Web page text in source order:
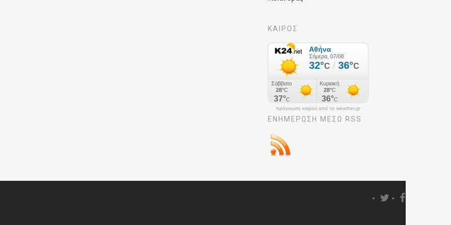
ΚΑΙΡΟΣ
πρόγνωση καιρού από το weather.gr
ΕΝΗΜΈΡΩΣΉ ΜΕΣΩ RSS